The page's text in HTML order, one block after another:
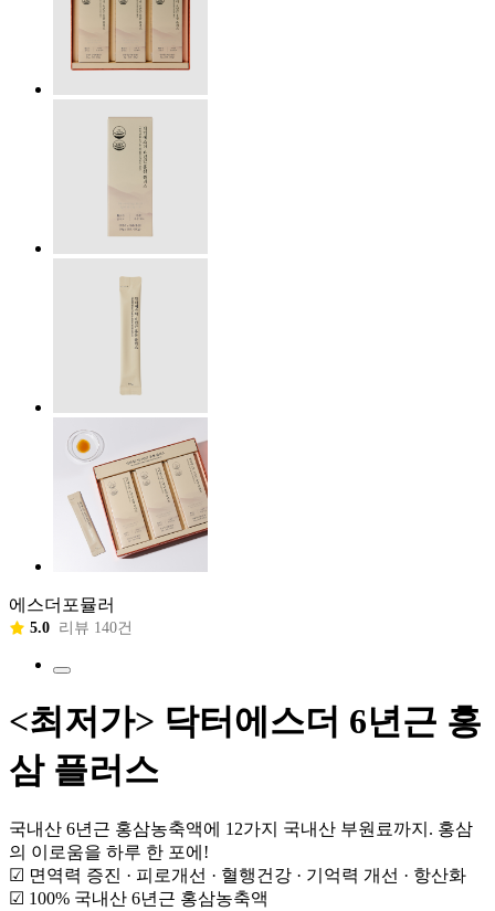
에스더포뮬러
5.0 리뷰 140건
<최저가> 닥터에스더 6년근 홍
삼 플러스
국내산 6년근 홍삼농축액에 12가지 국내산 부원료까지. 홍삼
의 이로움을 하루 한 포에!
☑ 면역력 증진 · 피로개선 · 혈행건강 · 기억력 개선 · 항산화
☑ 100% 국내산 6년근 홍삼농축액